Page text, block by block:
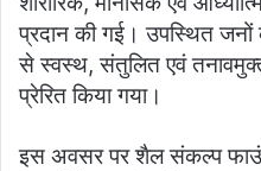
प्रदान की गई। उपस्थित जनों
से स्वस्थ, संतुलित एवं
प्रेरित किया गया।
इस अवसर पर शैल संकल्प